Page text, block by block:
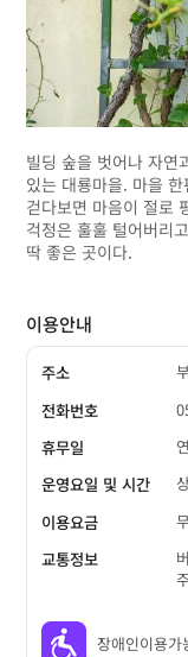
빌딩 숲을 벗어나 자연
있는 대룡마을. 마을
걷다보면 마음이 절로
걱정은 훌훌 털어버리
딱 좋은 곳이다.
이용안내
주소
전화번호
휴무일
운영요일 및 시간
이용요금
교통정보
장애인이용가